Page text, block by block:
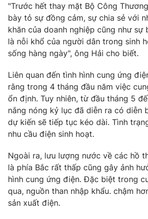
Nhân vật
Khán giả
Giải sao mai
Âm nhạc
Sao
Đời sống
Du lịch
Làm đẹp
Giáo dục
Tuyển sinh
Học trực tuyến
Hitech Công nghệ tương lai
Sản phẩm
Thị trường
Giao lưu trực tuyến
Lịch phát sóng
Chuyên mục khác
Emagazine Podcast
Photo
"Trước hết thay mặt Bộ Công
bày tỏ sự đồng cảm, sự chia sẻ với
khăn của doanh nghiệp cũng như sự
là nỗi khổ của người dân trong sinh
sống hàng ngày", ông Hải cho biết.
Liên quan đến tình hình cung ứng
rằng trong 4 tháng đầu năm việc
ổn định. Tuy nhiên, từ đầu tháng 5
nắng nóng kỷ lục đã diễn ra có diễn
dự kiến sẽ tiếp tục kéo dài. Tình
nhu cầu điện sinh hoạt.
Ngoài ra, lưu lượng nước về các hồ
là phía Bắc rất thấp cũng gây ảnh
hình cung ứng điện. Đặc biệt trong
qua, nguồn than nhập khẩu. chậm
sản xuất điện.